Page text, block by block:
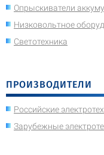
Опрыскиватели
Низковольтное
Светотехника
ПРОИЗВОДИТЕЛИ
Российские
Зарубежные